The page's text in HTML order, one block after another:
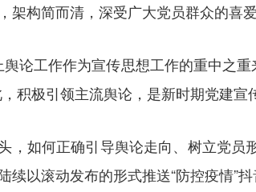
构简而清，深受广大党员群众的喜爱
论工作作为宣传思想工作的重中之
积极引领主流舆论，是新时期党建宣
如何正确引导舆论走向、树立党员
以滚动发布的形式推送“防控疫情”